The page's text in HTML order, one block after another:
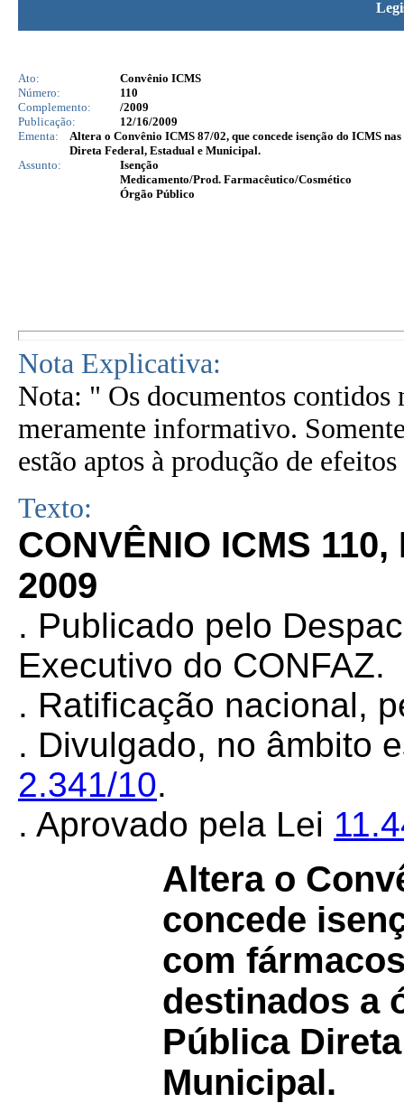
Ato:
Convênio ICMS
Número:
110
Complemento:
/2009
Publicação:
12/16/2009
Ementa:
Altera o Convênio ICMS 87/02, que concede isenção do ICMS
Direta Federal, Estadual e Municipal.
Assunto:
Isenção
Medicamento/Prod. Farmacêutico/Cosmético
Órgão Público
Nota Explicativa:
Nota: " Os documentos contidos
meramente informativo.
estão aptos à produção de
Texto:
CONVÊNIO ICMS
2009
. Publicado pelo
Executivo do CONFAZ.
. Ratificação nacional,
. Divulgado, no âmbito
2.341/10.
. Aprovado pela Lei
Altera o
concede
com
destinados a
Pública
Municipal.